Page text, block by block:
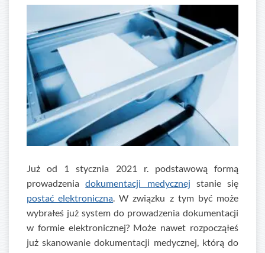
Już od 1 stycznia 2021 r. podstawową formą
prowadzeniadokumentacji medycznej stanie się
postać elektroniczna . W związku z tym być może
wybrałeś już system do prowadzenia dokumentacji
w formie elektronicznej? Może nawet rozpocząłeś
już skanowanie dokumentacji medycznej, którą do